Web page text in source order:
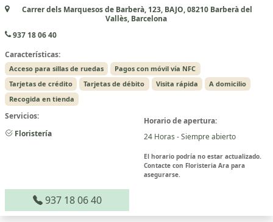
Carrer dels Marquesos de Barberà, 123, BAJO, 08210 Barberà del
Vallès, Barcelona
937 18 06 40
Características:
Acceso para sillas de ruedas
Pagos con móvil vía NFC
Tarjetas de crédito
Tarjetas de débito Visita rápida
A domicilio
Recogida en tienda
Servicios:
Floristería
Horario de apertura:
24 Horas - Siempre abierto
El horario podría no estar actualizado.
Contacte con Floristeria Ara para
asegurarse.
937 18 06 40